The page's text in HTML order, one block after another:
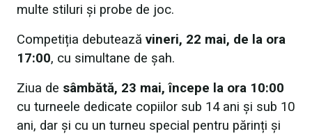
multe stiluri și probe de joc.
Competiția debutează vineri, 22 mai, de la ora
17:00, cu simultane de șah.
Ziua de sâmbătă, 23 mai, începe la ora 10:00
cu turneele dedicate copiilor sub 14 ani și sub 10
ani, dar și cu un turneu special pentru părinți și